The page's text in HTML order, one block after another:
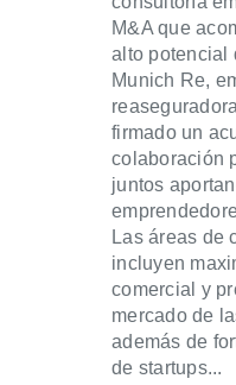
M&A que
alto potencial
Munich Re,
firmado un
colaboración
juntos
Las áreas de
incluyen
comercial y
mercado de
además de
de startups...